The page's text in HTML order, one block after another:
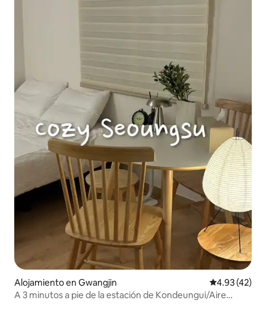
Alojamiento en Gwangjin Calificación
4.93 (42)
A 3 minutos a pie de la estación de Kondeungui/Aire